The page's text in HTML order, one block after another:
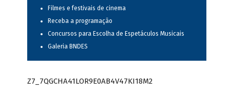
Filmes e festivais de cinema
Receba a programação
Concursos para Escolha de Espetáculos Musicais
Galeria BNDES
Z7_7QGCHA41LOR9E0AB4V47KI18M2